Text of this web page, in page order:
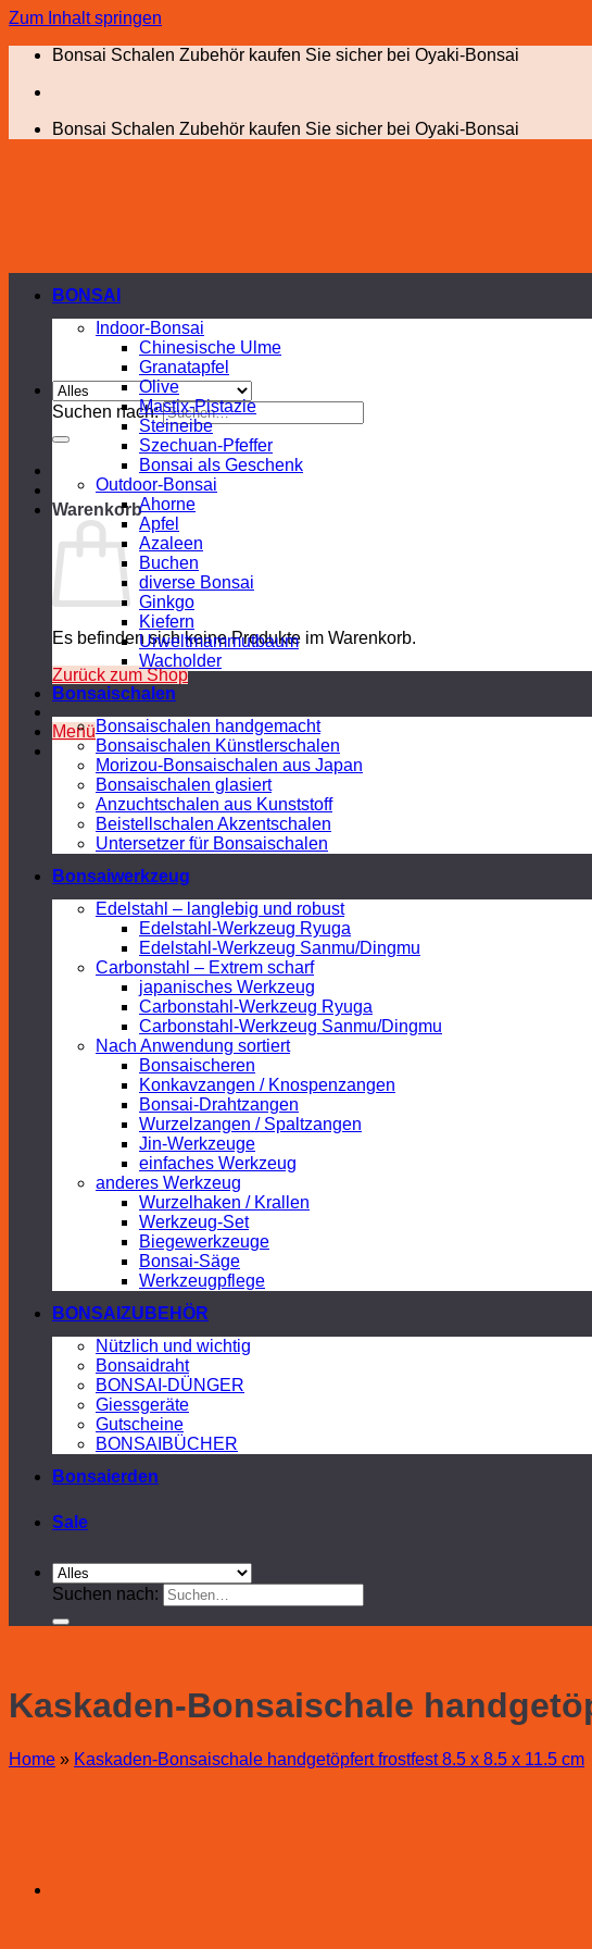
Zum Inhalt springen
Bonsai Schalen Zubehör kaufen Sie sicher bei Oyaki-Bonsai
Bonsai Schalen Zubehör kaufen Sie sicher bei Oyaki-Bonsai
Suchen nach:
Warenkorb
Es befinden sich keine Produkte im Warenkorb.
Zurück zum Shop
Menü
BONSAI
Indoor-Bonsai
Chinesische Ulme
Granatapfel
Olive
Mastix-Pistazie
Steineibe
Szechuan-Pfeffer
Bonsai als Geschenk
Outdoor-Bonsai
Ahorne
Apfel
Azaleen
Buchen
diverse Bonsai
Ginkgo
Kiefern
Urweltmammutbaum
Wacholder
Bonsaischalen
Bonsaischalen handgemacht
Bonsaischalen Künstlerschalen
Morizou-Bonsaischalen aus Japan
Bonsaischalen glasiert
Anzuchtschalen aus Kunststoff
Beistellschalen Akzentschalen
Untersetzer für Bonsaischalen
Bonsaiwerkzeug
Edelstahl – langlebig und robust
Edelstahl-Werkzeug Ryuga
Edelstahl-Werkzeug Sanmu/Dingmu
Carbonstahl – Extrem scharf
japanisches Werkzeug
Carbonstahl-Werkzeug Ryuga
Carbonstahl-Werkzeug Sanmu/Dingmu
Nach Anwendung sortiert
Bonsaischeren
Konkavzangen / Knospenzangen
Bonsai-Drahtzangen
Wurzelzangen / Spaltzangen
Jin-Werkzeuge
einfaches Werkzeug
anderes Werkzeug
Wurzelhaken / Krallen
Werkzeug-Set
Biegewerkzeuge
Bonsai-Säge
Werkzeugpflege
BONSAIZUBEHÖR
Nützlich und wichtig
Bonsaidraht
BONSAI-DÜNGER
Giessgeräte
Gutscheine
BONSAIBÜCHER
Bonsaierden
Sale
Suchen nach:
Kaskaden-Bonsaischale
Home » Kaskaden-Bonsaischale handgetöpfert frostfest 8.5 x 8.5 x 11.5 cm